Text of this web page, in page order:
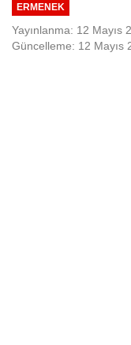
ERMENEK
Yayınlanma: 12 Mayıs
Güncelleme: 12 Mayıs